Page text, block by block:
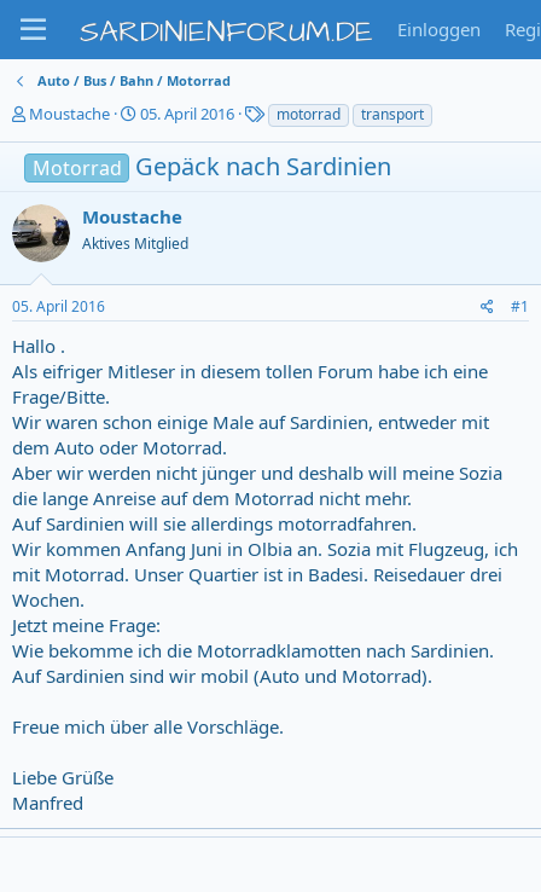
SARDINIENFORUM.DE Einloggen
Auto / Bus / Bahn / Motorrad
T
e
m
n
s
t
a
r
e
r
Moustache
S
a
r
d
a
u
05. April 2016
T
a
g
s
motorrad transport
Motorrad Gepäck nach Sardinien
Moustache
Aktives Mitglied
05. April 2016 #1
Hallo .
Als eifriger Mitleser in diesem tollen Forum habe ich eine
Frage/Bitte.
Wir waren schon einige Male auf Sardinien, entweder mit
dem Auto oder Motorrad.
Aber wir werden nicht jünger und deshalb will meine Sozia
die lange Anreise auf dem Motorrad nicht mehr.
Auf Sardinien will sie allerdings motorradfahren.
Wir kommen Anfang Juni in Olbia an. Sozia mit Flugzeug, ich
mit Motorrad. Unser Quartier ist in Badesi. Reisedauer drei
Wochen.
Jetzt meine Frage:
Wie bekomme ich die Motorradklamotten nach Sardinien.
Auf Sardinien sind wir mobil (Auto und Motorrad).
Freue mich über alle Vorschläge.
Liebe Grüße
Manfred